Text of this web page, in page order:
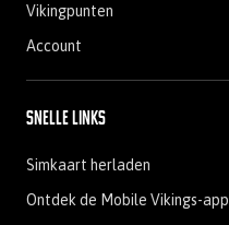
Vikingpunten
Account
Snelle links
Simkaart herladen
Ontdek de Mobile Vikings-app